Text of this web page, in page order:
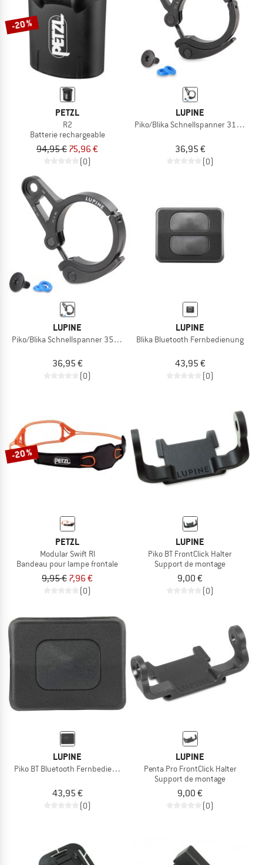
-20 %
PETZL
R2
Batterie rechargeable
94,95 € 75,96 €
(0)
LUPINE
Piko/Blika Schnellspanner 31.8 mm
36,95 €
(0)
LUPINE
Piko/Blika Schnellspanner 35 mm
36,95 €
(0)
LUPINE
Blika Bluetooth Fernbedienung
43,95 €
(0)
-20 %
PETZL
Modular Swift Rl
Bandeau pour lampe frontale
9,95 € 7,96 €
(0)
LUPINE
Piko BT FrontClick Halter
Support de montage
9,00 €
(0)
LUPINE
Piko BT Bluetooth Fernbedienung
43,95 €
(0)
LUPINE
Penta Pro FrontClick Halter
Support de montage
9,00 €
(0)